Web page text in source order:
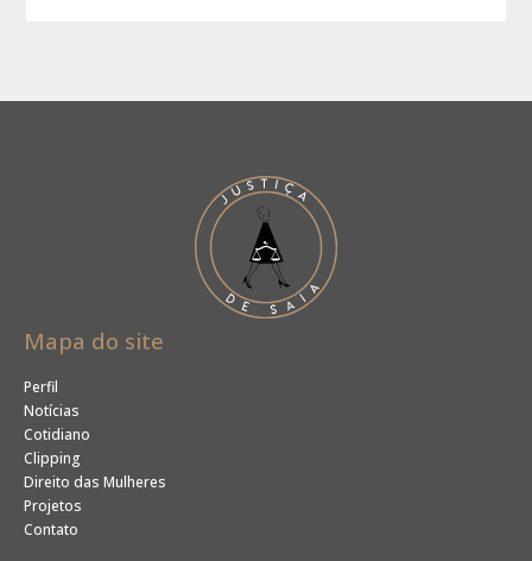
Mapa do site
Perfil
Notícias
Cotidiano
Clipping
Direito das Mulheres
Projetos
Contato